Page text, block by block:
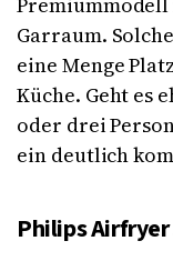
Garraum.
eine Menge
Küche. Geht es
oder drei
ein deutlich
Philips